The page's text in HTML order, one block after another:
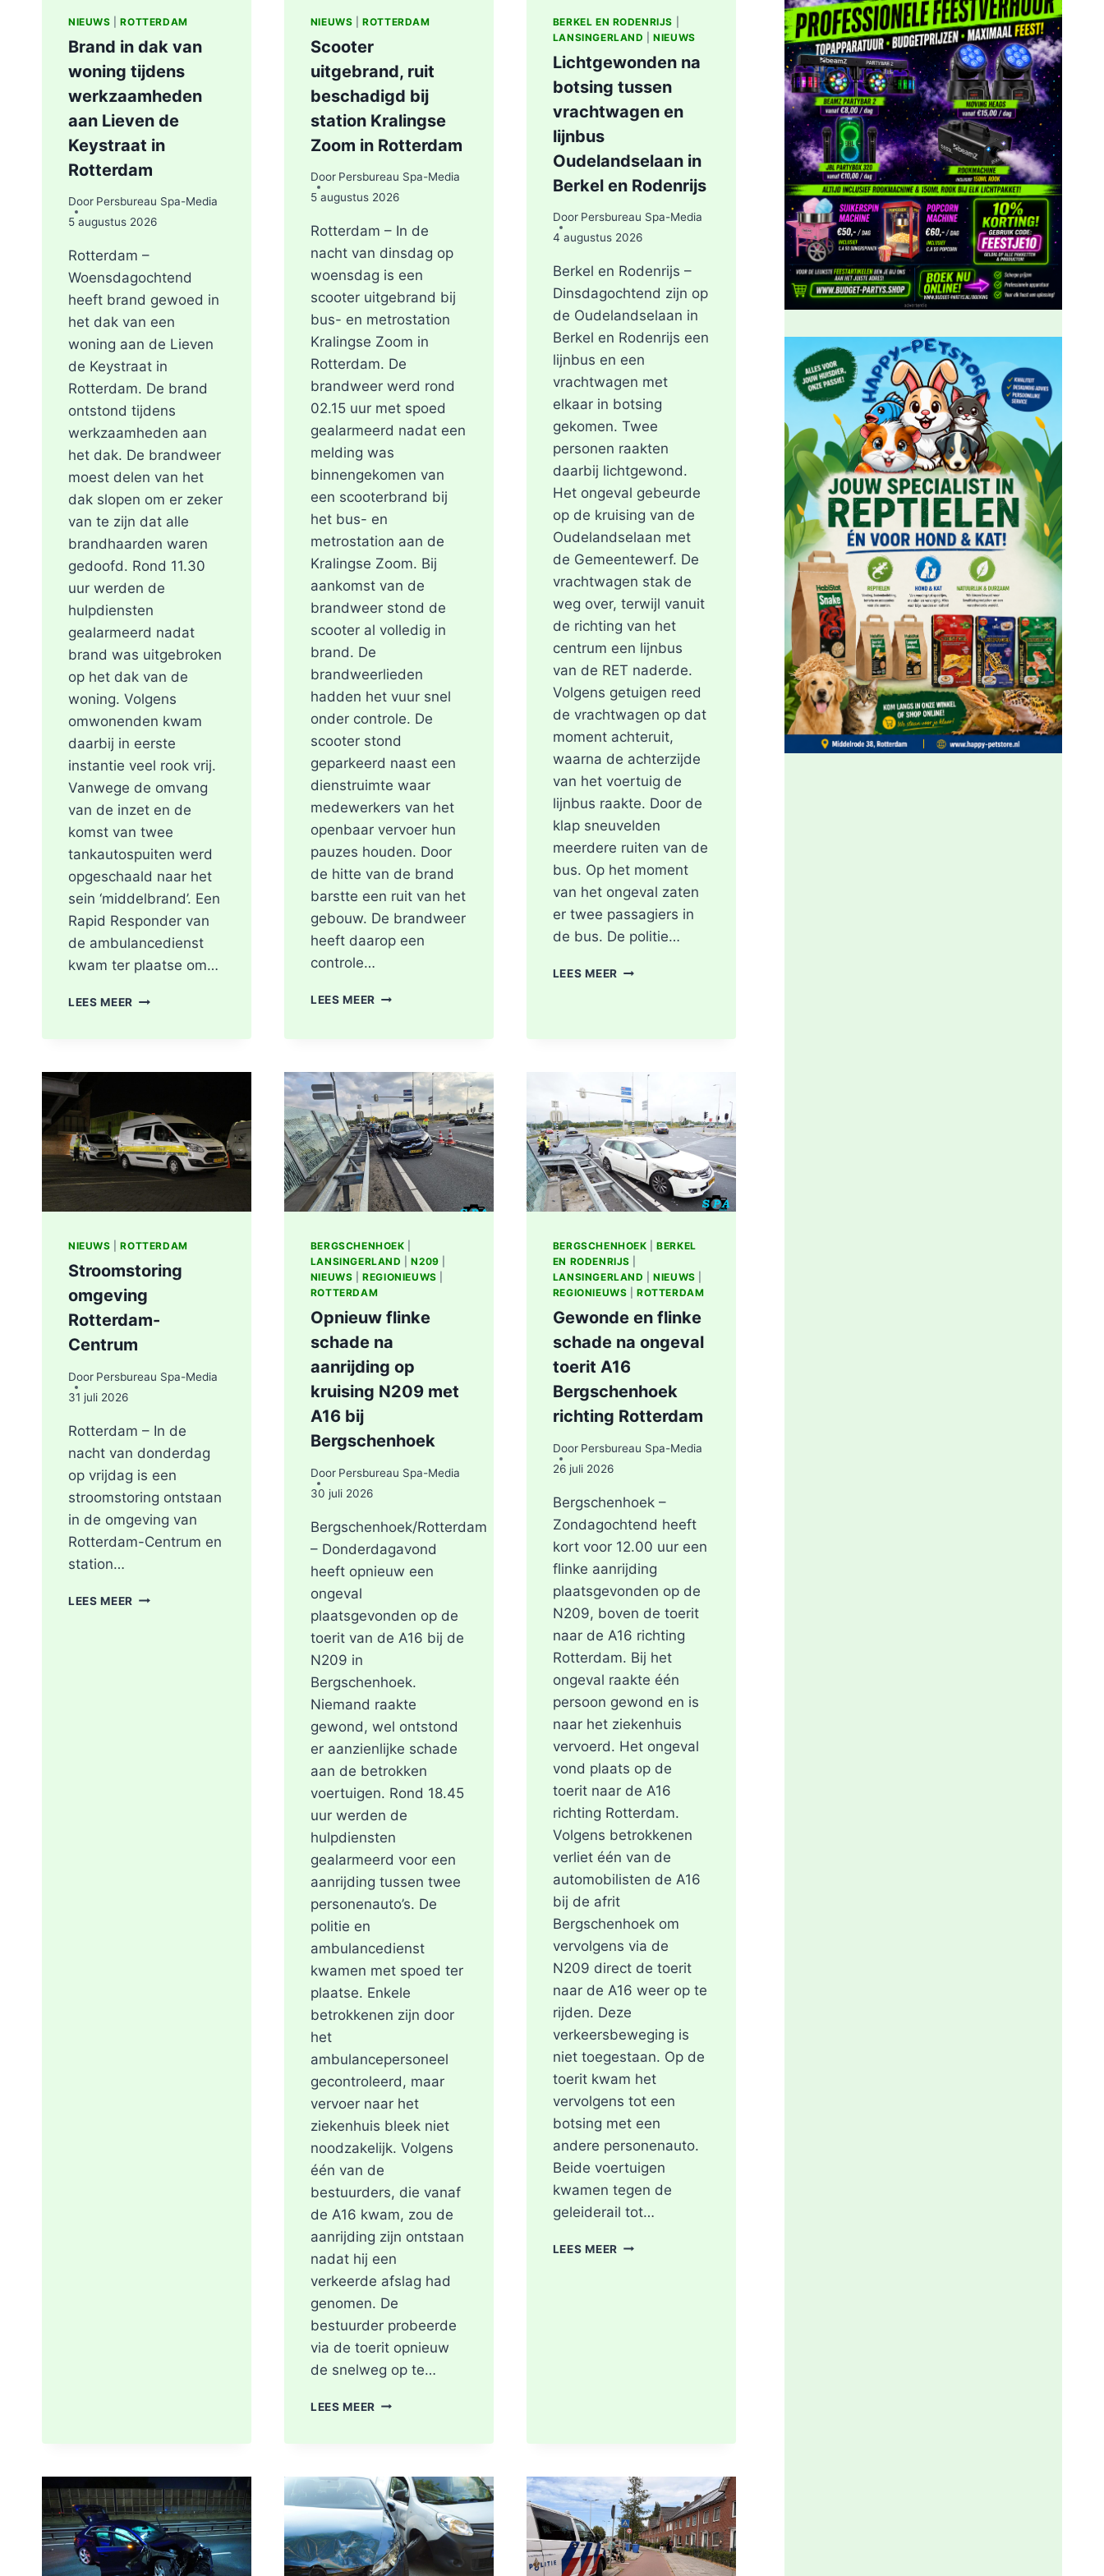
NIEUWS |ROTTERDAM
Brand in dak van
woning tijdens
werkzaamheden
aan Lieven de
Keystraat in
Rotterdam
Door Persbureau Spa-Media
5 augustus 2026
Rotterdam –
Woensdagochtend
heeft brand gewoed in
het dak van een
woning aan de Lieven
de Keystraat in
Rotterdam. De brand
ontstond tijdens
werkzaamheden aan
het dak. De brandweer
moest delen van het
dak slopen om er zeker
van te zijn dat alle
brandhaarden waren
gedoofd. Rond 11.30
uur werden de
hulpdiensten
gealarmeerd nadat
brand was uitgebroken
op het dak van de
woning. Volgens
omwonenden kwam
daarbij in eerste
instantie veel rook vrij.
Vanwege de omvang
van de inzet en de
komst van twee
tankautospuiten werd
opgeschaald naar het
sein ‘middelbrand’. Een
Rapid Responder van
de ambulancedienst
kwam ter plaatse om…
LEES MEER BRAND
AAN
LIEVEN
DE
KEYSTRAAT
NIEUWS |ROTTERDAM
Scooter
uitgebrand, ruit
beschadigd bij
station Kralingse
Zoom in Rotterdam
Door Persbureau Spa-Media
5 augustus 2026
Rotterdam – In de
nacht van dinsdag op
woensdag is een
scooter uitgebrand bij
bus- en metrostation
Kralingse Zoom in
Rotterdam. De
brandweer werd rond
02.15 uur met spoed
gealarmeerd nadat een
melding was
binnengekomen van
een scooterbrand bij
het bus- en
metrostation aan de
Kralingse Zoom. Bij
aankomst van de
brandweer stond de
scooter al volledig in
brand. De
brandweerlieden
hadden het vuur snel
onder controle. De
scooter stond
geparkeerd naast een
dienstruimte waar
medewerkers van het
openbaar vervoer hun
pauzes houden. Door
de hitte van de brand
barstte een ruit van het
gebouw. De brandweer
heeft daarop een
controle…
LEES MEER SCOOTER
STATION
KRALINGSE
ZOOM
IN
ROTTERDAM
BERKEL EN RODENRIJS
LANSINGERLAND |NIEUWS
Lichtgewonden na
botsing tussen
vrachtwagen en
lijnbus
Oudelandselaan in
Berkel en Rodenrijs
Door Persbureau Spa-Media
4 augustus 2026
Berkel en Rodenrijs –
Dinsdagochtend zijn op
de Oudelandselaan in
Berkel en Rodenrijs een
lijnbus en een
vrachtwagen met
elkaar in botsing
gekomen. Twee
personen raakten
daarbij lichtgewond.
Het ongeval gebeurde
op de kruising van de
Oudelandselaan met
de Gemeentewerf. De
vrachtwagen stak de
weg over, terwijl vanuit
de richting van het
centrum een lijnbus
van de RET naderde.
Volgens getuigen reed
de vrachtwagen op dat
moment achteruit,
waarna de achterzijde
van het voertuig de
lijnbus raakte. Door de
klap sneuvelden
meerdere ruiten van de
bus. Op het moment
van het ongeval zaten
er twee passagiers in
de bus. De politie…
LEES MEERLICHTGEWONDEN
LIJNBUS
OUDELANDSELAAN
IN
BERKEL
EN
RODENRIJS
NIEUWS |ROTTERDAM
Stroomstoring
omgeving
Rotterdam-
Centrum
Door Persbureau Spa-Media
31 juli 2026
Rotterdam – In de
nacht van donderdag
op vrijdag is een
stroomstoring ontstaan
in de omgeving van
Rotterdam-Centrum en
station…
LEES MEER STROOMSTORING
BERGSCHENHOEK
LANSINGERLAND
|N209
NIEUWS |REGIONIEUWS
ROTTERDAM
Opnieuw flinke
schade na
aanrijding op
kruising N209 met
A16 bij
Bergschenhoek
Door Persbureau Spa-Media
30 juli 2026
Bergschenhoek/Rotterdam
– Donderdagavond
heeft opnieuw een
ongeval
plaatsgevonden op de
toerit van de A16 bij de
N209 in
Bergschenhoek.
Niemand raakte
gewond, wel ontstond
er aanzienlijke schade
aan de betrokken
voertuigen. Rond 18.45
uur werden de
hulpdiensten
gealarmeerd voor een
aanrijding tussen twee
personenauto’s. De
politie en
ambulancedienst
kwamen met spoed ter
plaatse. Enkele
betrokkenen zijn door
het
ambulancepersoneel
gecontroleerd, maar
vervoer naar het
ziekenhuis bleek niet
noodzakelijk. Volgens
één van de
bestuurders, die vanaf
de A16 kwam, zou de
aanrijding zijn ontstaan
nadat hij een
verkeerde afslag had
genomen. De
bestuurder probeerde
via de toerit opnieuw
de snelweg op te…
LEES MEER OPNIEUW
OP
KRUISING
N209
MET
A16
BERGSCHENHOEK |BERKEL
EN RODENRIJS
LANSINGERLAND |NIEUWS
REGIONIEUWS |ROTTERDAM
Gewonde en flinke
schade na ongeval
toerit A16
Bergschenhoek
richting Rotterdam
Door Persbureau Spa-Media
26 juli 2026
Bergschenhoek –
Zondagochtend heeft
kort voor 12.00 uur een
flinke aanrijding
plaatsgevonden op de
N209, boven de toerit
naar de A16 richting
Rotterdam. Bij het
ongeval raakte één
persoon gewond en is
naar het ziekenhuis
vervoerd. Het ongeval
vond plaats op de
toerit naar de A16
richting Rotterdam.
Volgens betrokkenen
verliet één van de
automobilisten de A16
bij de afrit
Bergschenhoek om
vervolgens via de
N209 direct de toerit
naar de A16 weer op te
rijden. Deze
verkeersbeweging is
niet toegestaan. Op de
toerit kwam het
vervolgens tot een
botsing met een
andere personenauto.
Beide voertuigen
kwamen tegen de
geleiderail tot…
LEES MEERGEWONDE